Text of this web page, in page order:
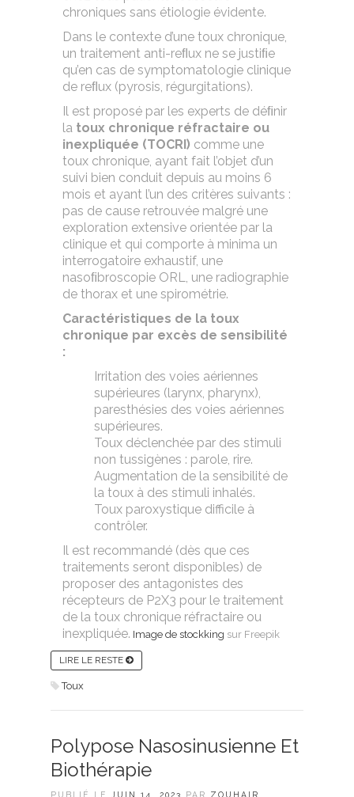
chroniques sans étiologie évidente.
Dans le contexte d’une toux chronique,
un traitement anti-reﬂux ne se justiﬁe
qu’en cas de symptomatologie clinique
de reﬂux (pyrosis, régurgitations).
Il est proposé par les experts de déﬁnir
la toux chronique réfractaire ou
inexpliquée (TOCRI) comme une
toux chronique, ayant fait l’objet d’un
suivi bien conduit depuis au moins 6
mois et ayant l’un des critères suivants :
pas de cause retrouvée malgré une
exploration extensive orientée par la
clinique et qui comporte à minima un
interrogatoire exhaustif, une
nasoﬁbroscopie ORL, une radiographie
de thorax et une spirométrie.
Caractéristiques de la toux
chronique par excès de sensibilité
:
Irritation des voies aériennes
supérieures (larynx, pharynx),
paresthésies des voies aériennes
supérieures.
Toux déclenchée par des stimuli
non tussigènes : parole, rire.
Augmentation de la sensibilité de
la toux à des stimuli inhalés.
Toux paroxystique difficile à
contrôler.
Il est recommandé (dès que ces
traitements seront disponibles) de
proposer des antagonistes des
récepteurs de P2X3 pour le traitement
de la toux chronique réfractaire ou
inexpliquée. Image de stockking sur Freepik
LIRE LE RESTE
Toux
Polypose Nasosinusienne Et
Biothérapie
PUBLIÉ LE JUIN 14, 2023 PAR ZOUHAIR